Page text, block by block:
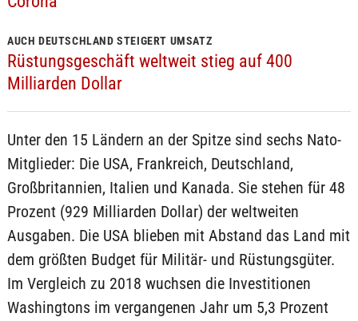
AUCH DEUTSCHLAND STEIGERT UMSATZ
Rüstungsgeschäft weltweit stieg auf 400
Milliarden Dollar
Unter den 15 Ländern an der Spitze sind sechs Nato-
Mitglieder: Die USA, Frankreich, Deutschland,
Großbritannien, Italien und Kanada. Sie stehen für 48
Prozent (929 Milliarden Dollar) der weltweiten
Ausgaben. Die USA blieben mit Abstand das Land mit
dem größten Budget für Militär- und Rüstungsgüter.
Im Vergleich zu 2018 wuchsen die Investitionen
Washingtons im vergangenen Jahr um 5,3 Prozent